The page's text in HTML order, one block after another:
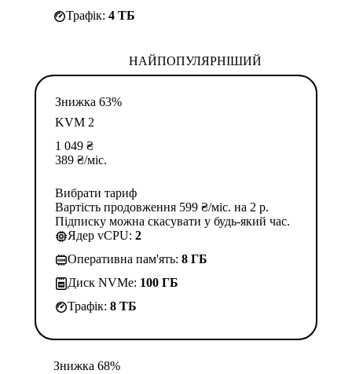
Трафік: 4 TБ
НАЙПОПУЛЯРНІШИЙ
Знижка 63%
KVM 2
1 049 ₴
389 ₴/міс.
Вибрати тариф
Вартість продовження 599 ₴/міс. на 2 р.
Підписку можна скасувати у будь-який час.
Ядер vCPU: 2
Оперативна пам'ять: 8 ГБ
Диск NVMe: 100 ГБ
Трафік: 8 TБ
Знижка 68%